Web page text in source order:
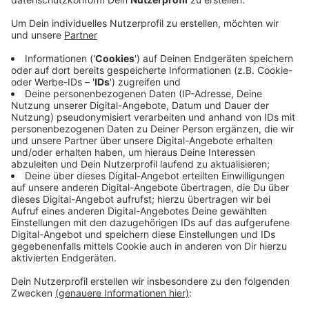
kämpften beide Teams erbittert um die Punkte.
Veröffentlicht:Sonntag, 28.04.2024 08:54
Anzeige
Die Schlussminuten hatten es dann noch mal in sich: In
der Nachspielzeit pfiff Schiedsrichter Osmers einen
Foul-Elfmeter für Schalke, der nach dem Videobeweis
aber zurückgezogen wurde.
Die Fortuna liegt damit nun auf 56 Punkten auf Rang
der Tabelle. Die nächste Partie gibts am kommenden
Freitag (03. Mai) zuhause gegen Nürnberg.
Anzeige